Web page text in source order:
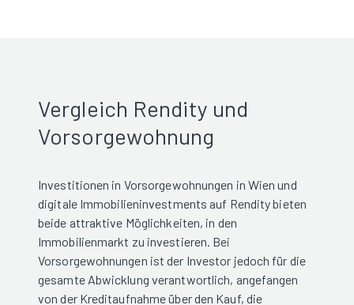
Vergleich Rendity und
Vorsorgewohnung
Investitionen in Vorsorgewohnungen in Wien und
digitale Immobilieninvestments auf Rendity bieten
beide attraktive Möglichkeiten, in den
Immobilienmarkt zu investieren. Bei
Vorsorgewohnungen ist der Investor jedoch für die
gesamte Abwicklung verantwortlich, angefangen
von der Kreditaufnahme über den Kauf, die